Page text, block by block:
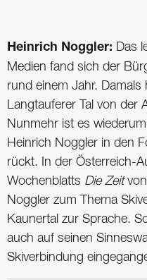
Heinrich Noggler: Das
Medien fand sich der
rund einem Jahr. Damals
Langtauferer Tal von der
Nunmehr ist es
Heinrich Noggler in den
rückt. In der Österreich-
Wochenblatts Die Zeitvon
Noggler zum Thema
Kaunertal zur Sprache.
auch auf seinen
Skiverbindung